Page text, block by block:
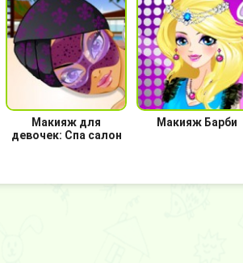
Макияж для
девочек: Спа салон
Макияж Барби